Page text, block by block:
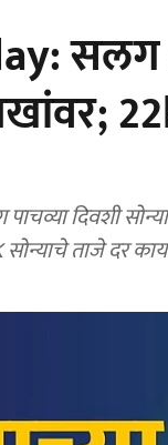
सलग
दिवशी
ताजे दर